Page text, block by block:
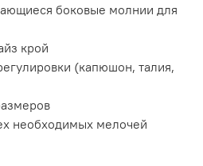
боковые молнии для
крой
(капюшон, талия,
необходимых мелочей